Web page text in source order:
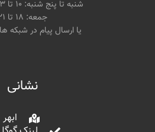
شنبه تا پنج شنبه: ۱۰ تا ۱۳ و ۱۷ تا ۲۱
جمعه: ۱۸ تا ۲۱
یا ارسال پیام در شبکه
نشانی
ابهر